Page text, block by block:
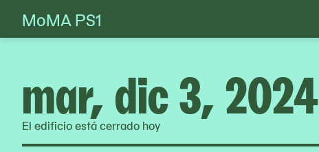
Skip
to
MoMA PS1
mar, dic 3, 2024
El edificio está cerrado hoy